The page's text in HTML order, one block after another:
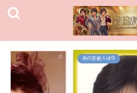
あの芸能人は今